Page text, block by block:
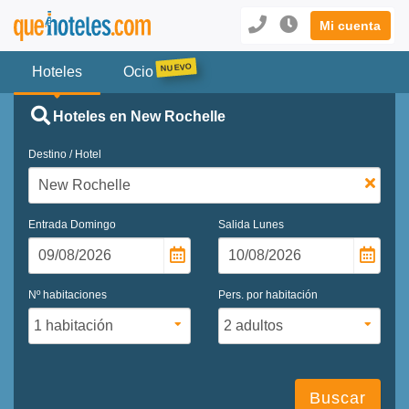
Mi cuenta
Hoteles Ocio
Hoteles en New Rochelle
Destino / Hotel
Entrada Domingo Salida Lunes
Nº habitaciones Pers. por habitación
Buscar